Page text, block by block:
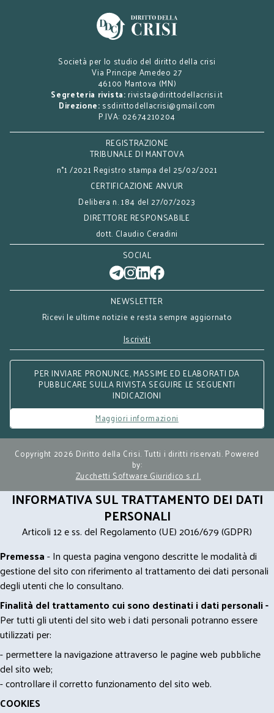
Società per lo studio del diritto della crisi
Via Principe Amedeo 27
46100 Mantova (MN)
Segreteria rivista: rivista@dirittodellacrisi.it
Direzione: ssdirittodellacrisi@gmail.com
P.IVA: 02674210204
REGISTRAZIONE
TRIBUNALE DI MANTOVA
n°1 /2021 Registro stampa del 25/02/2021
CERTIFICAZIONE ANVUR
Delibera n. 184 del 27/07/2023
DIRETTORE RESPONSABILE
dott. Claudio Ceradini
SOCIAL
NEWSLETTER
Ricevi le ultime notizie e resta sempre aggiornato
Iscriviti
PER INVIARE PRONUNCE, MASSIME ED ELABORATI DA
PUBBLICARE SULLA RIVISTA SEGUIRE LE SEGUENTI
INDICAZIONI
Maggiori informazioni
Copyright 2026 Diritto della Crisi. Tutti i diritti riservati. Powered
by:
Zucchetti Software Giuridico s.r.l.
INFORMATIVA SUL TRATTAMENTO DEI DATI
PERSONALI
Articoli 12 e ss. del Regolamento (UE) 2016/679 (GDPR)
Premessa- In questa pagina vengono descritte le modalità di
gestione del sito con riferimento al trattamento dei dati personali
degli utenti che lo consultano.
Finalità del trattamento cui sono destinati i dati personali -
Per tutti gli utenti del sito web i dati personali potranno essere
utilizzati per:
- permettere la navigazione attraverso le pagine web pubbliche
del sito web;
- controllare il corretto funzionamento del sito web.
COOKIES